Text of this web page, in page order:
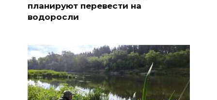
планируют перевести на
водоросли